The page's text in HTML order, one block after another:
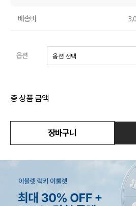
코디템
배송비
옵션
총 상품 금액
장바구니